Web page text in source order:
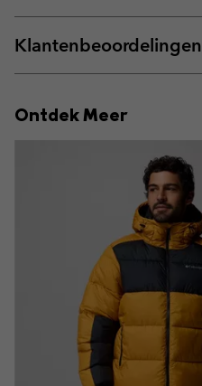
Klantenbeoordelingen
Ontdek Meer